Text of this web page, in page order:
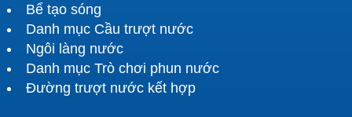
Bể tạo sóng
Danh mục Cầu trượt nước
Ngôi làng nước
Danh mục Trò chơi phun nước
Đường trượt nước kết hợp